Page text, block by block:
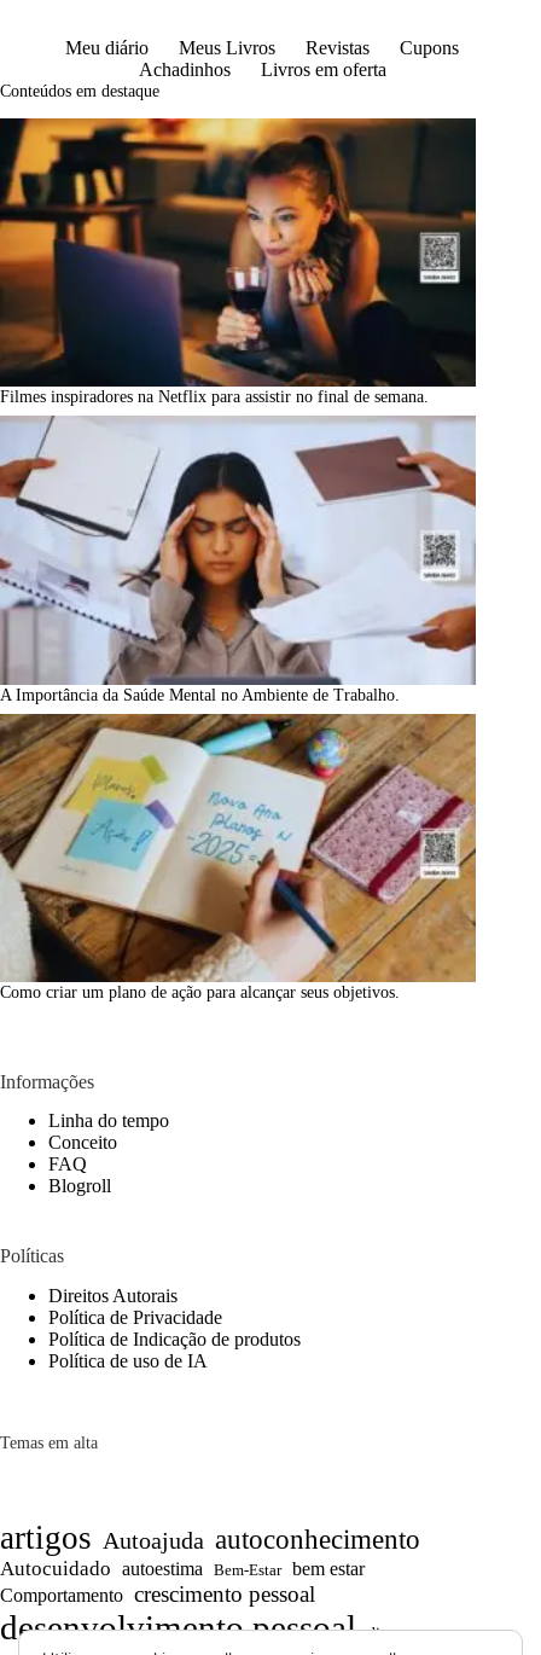
Meu diário Meus Livros Revistas
Cupons
Achadinhos
Livros em oferta
Conteúdos em destaque
Filmes inspiradores na Netflix para assistir no final de semana.
A Importância da Saúde Mental no Ambiente de Trabalho.
Como criar um plano de ação para alcançar seus objetivos.
Informações
Linha do tempo
Conceito
FAQ
Blogroll
Políticas
Direitos Autorais
Política de Privacidade
Política de Indicação de produtos
Política de uso de IA
Temas em alta
artigos Autoajuda autoconhecimento
Autocuidado autoestima Bem-Estar bem estar
Comportamento crescimento pessoal
desenvolvimento pessoal dicas